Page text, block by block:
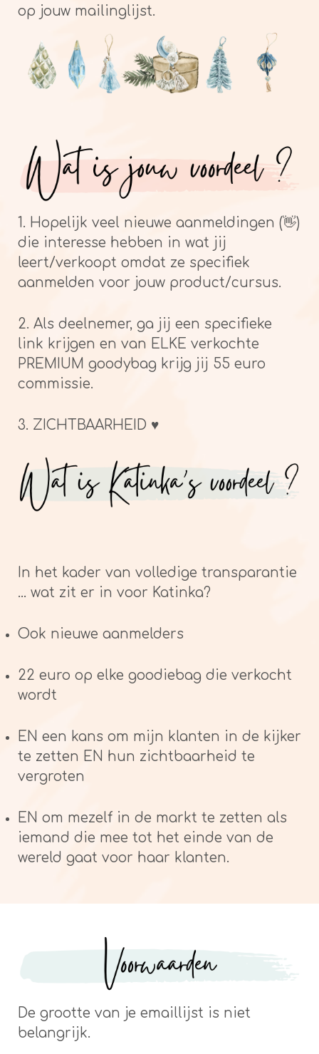
op jouw mailinglijst.
1. Hopelijk veel nieuwe aanmeldingen (👋)
die interesse hebben in wat jij
leert/verkoopt omdat ze specifiek
aanmelden voor jouw product/cursus.
2. Als deelnemer, ga jij een specifieke
link krijgen en van ELKE verkochte
PREMIUM goodybag krijg jij 55 euro
commissie.
3. ZICHTBAARHEID ♥
In het kader van volledige transparantie
... wat zit er in voor Katinka?
Ook nieuwe aanmelders
22 euro op elke goodiebag die verkocht
wordt
EN een kans om mijn klanten in de kijker
te zetten EN hun zichtbaarheid te
vergroten
EN om mezelf in de markt te zetten als
iemand die mee tot het einde van de
wereld gaat voor haar klanten.
De grootte van je emaillijst is niet
belangrijk.